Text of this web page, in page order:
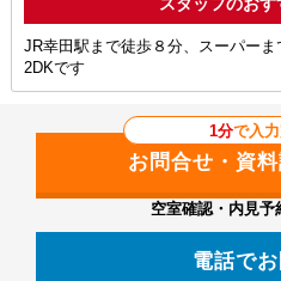
JR幸田駅まで徒歩８分、スーパー
2DKです
1分で入力
空室確認・内見予
電話で